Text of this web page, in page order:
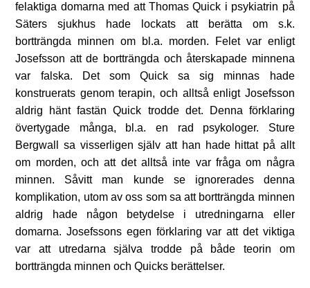
felaktiga domarna med att Thomas Quick i psykiatrin på
Säters sjukhus hade lockats att berätta om s.k.
bortträngda minnen om bl.a. morden. Felet var enligt
Josefsson att de bortträngda och återskapade minnena
var falska. Det som Quick sa sig minnas hade
konstruerats genom terapin, och alltså enligt Josefsson
aldrig hänt fastän Quick trodde det. Denna förklaring
övertygade många, bl.a. en rad psykologer. Sture
Bergwall sa visserligen själv att han hade hittat på allt
om morden, och att det alltså inte var fråga om några
minnen. Såvitt man kunde se ignorerades denna
komplikation, utom av oss som sa att bortträngda minnen
aldrig hade någon betydelse i utredningarna eller
domarna. Josefssons egen förklaring var att det viktiga
var att utredarna själva trodde på både teorin om
bortträngda minnen och Quicks berättelser.